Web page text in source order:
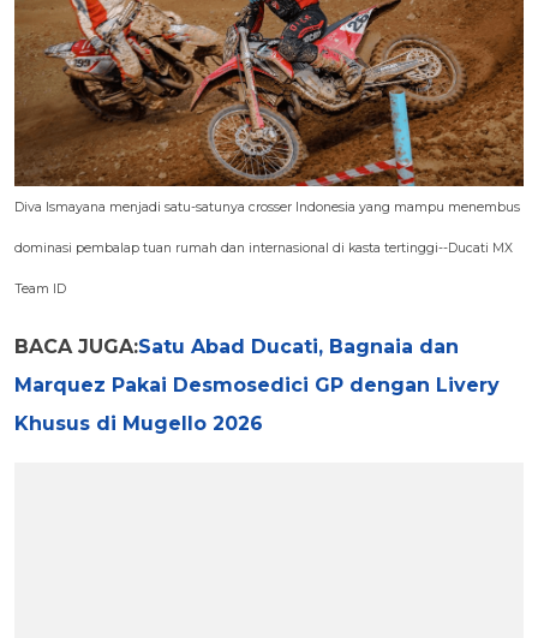
Diva Ismayana menjadi satu-satunya crosser Indonesia yang mampu menembus
dominasi pembalap tuan rumah dan internasional di kasta tertinggi--Ducati MX
Team ID
BACA JUGA:Satu Abad Ducati, Bagnaia dan
Marquez Pakai Desmosedici GP dengan Livery
Khusus di Mugello 2026